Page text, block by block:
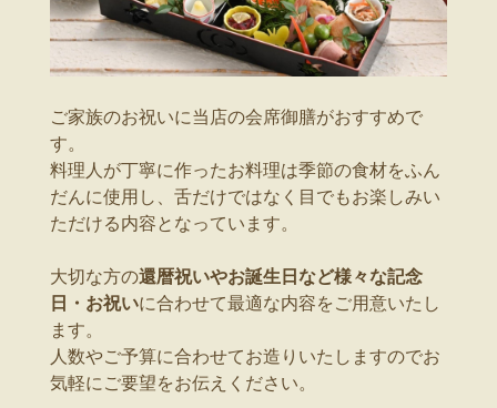
ご家族のお祝いに当店の会席御膳がおすすめで
す。
料理人が丁寧に作ったお料理は季節の食材をふん
だんに使用し、舌だけではなく目でもお楽しみい
ただける内容となっています。
大切な方の還暦祝いやお誕生日など様々な記念
日・お祝いに合わせて最適な内容をご用意いたし
ます。
人数やご予算に合わせてお造りいたしますのでお
気軽にご要望をお伝えください。